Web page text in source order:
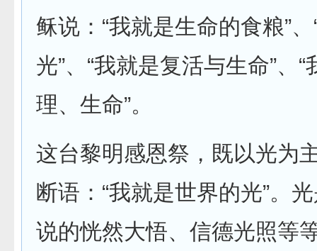
稣说：“我就是生命的食粮”
光”、“我就是复活与生命”、
理、生命”。
这台黎明感恩祭，既以光为
断语：“我就是世界的光”。
说的恍然大悟、信德光照等